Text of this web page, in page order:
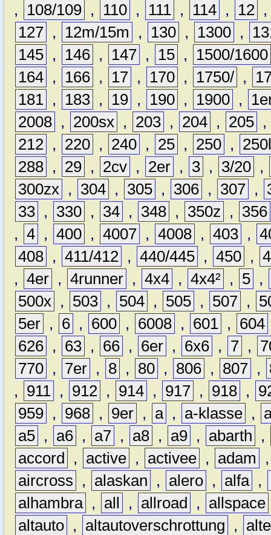
,
108/109 , 110 , 111 , 114 , 12
127 , 12m/15m , 130 , 1300 ,
145 , 146 , 147 , 15 ,
1500/1600
164 , 166 , 17 , 170 , 1750/ ,
181 , 183 , 19 , 190 , 1900 ,
2008 , 200sx , 203 , 204 , 205 ,
212 , 220 , 240 , 25 , 250 ,
288 , 29 , 2cv , 2er , 3 , 3/20 ,
300zx , 304 , 305 , 306 , 307 ,
33 , 330 , 34 , 348 , 350z ,
356
, 4 , 400 , 4007 , 4008 , 403 ,
408 , 411/412 , 440/445 , 450 ,
, 4er , 4runner , 4x4 , 4x4² , 5 ,
500x , 503 , 504 , 505 , 507 ,
5er , 6 , 600 , 6008 , 601 , 604
626 , 63 , 66 , 6er , 6x6 , 7 ,
770 , 7er , 8 , 80 , 806 , 807 ,
,
911 , 912 , 914 , 917 , 918 ,
959 , 968 , 9er , a , a-klasse ,
a5 , a6 , a7 , a8 , a9 , abarth
,
accord
, active , activee , adam
aircross
, alaskan , alero , alfa ,
alhambra , all , allroad , allspace
altauto , altautoverschrottung ,